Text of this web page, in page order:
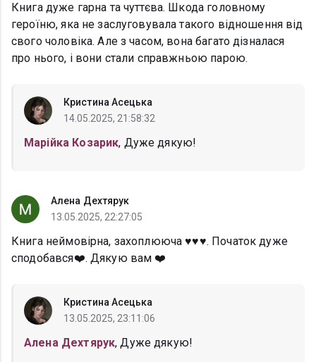
Книга дуже гарна та чуттєва. Шкода головному
героїню, яка не заслуговувала такого відношення від
свого чоловіка. Але з часом, вона багато дізналася
про нього, і вони стали справжньою парою.
Кристина Асецька
14.05.2025, 21:58:32
Марійка Козарик, Дуже дякую!
Алена Дехтярук
13.05.2025, 22:27:05
Книга неймовірна, захоплююча ♥️♥️♥️. Початок дуже
сподобався❤️. Дякую вам ❤️
Кристина Асецька
13.05.2025, 23:11:06
Алена Дехтярук, Дуже дякую!